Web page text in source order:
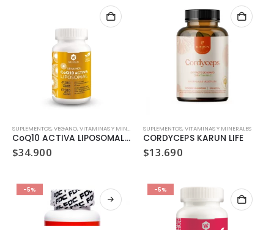
SUPLEMENTOS,VEGANO,VITAMINAS Y MINERALES
CoQ10 ACTIVA LIPOSOMAL WELLPLUS 180 CAPSULAS
$34.900
SUPLEMENTOS,VITAMINAS Y MINERALES
CORDYCEPS KARUN LIFE
$13.690
-5% -5%